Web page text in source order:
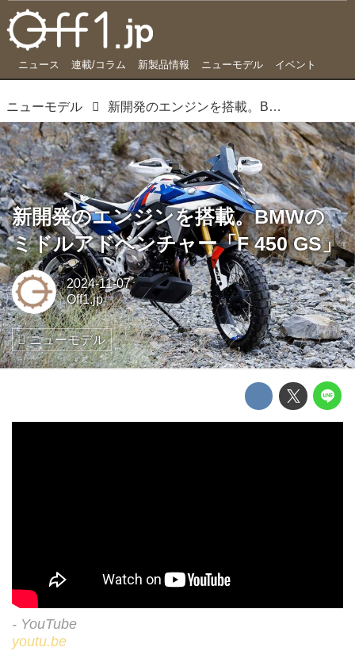
ニュース 連載/コラム 新製品情報 ニューモデル イベント
ニューモデル 新開発のエンジンを搭載。BMWのミドルアドベンチャー「F 450 GS」
新開発のエンジンを搭載。BMWの
ミドルアドベンチャー「F 450 GS」
2024-11-07
Off1.jp
ニューモデル
- YouTube
youtu.be